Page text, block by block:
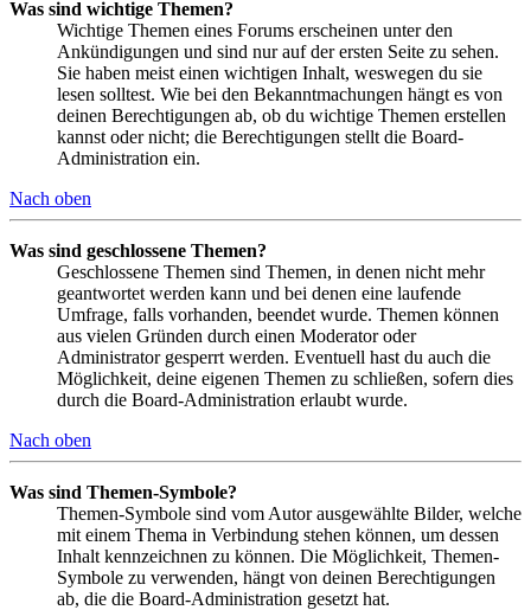
Was sind wichtige Themen?
Wichtige Themen eines Forums erscheinen unter den
Ankündigungen und sind nur auf der ersten Seite zu sehen.
Sie haben meist einen wichtigen Inhalt, weswegen du sie
lesen solltest. Wie bei den Bekanntmachungen hängt es von
deinen Berechtigungen ab, ob du wichtige Themen erstellen
kannst oder nicht; die Berechtigungen stellt die Board-
Administration ein.
Nach oben
Was sind geschlossene Themen?
Geschlossene Themen sind Themen, in denen nicht mehr
geantwortet werden kann und bei denen eine laufende
Umfrage, falls vorhanden, beendet wurde. Themen können
aus vielen Gründen durch einen Moderator oder
Administrator gesperrt werden. Eventuell hast du auch die
Möglichkeit, deine eigenen Themen zu schließen, sofern dies
durch die Board-Administration erlaubt wurde.
Nach oben
Was sind Themen-Symbole?
Themen-Symbole sind vom Autor ausgewählte Bilder, welche
mit einem Thema in Verbindung stehen können, um dessen
Inhalt kennzeichnen zu können. Die Möglichkeit, Themen-
Symbole zu verwenden, hängt von deinen Berechtigungen
ab, die die Board-Administration gesetzt hat.